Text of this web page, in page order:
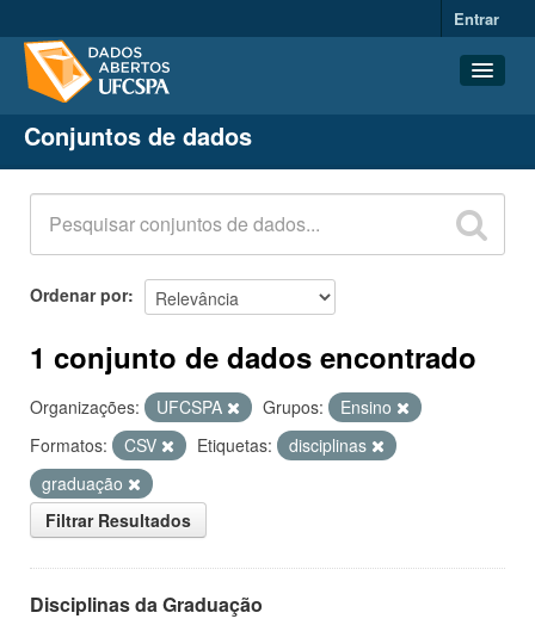
Entrar
Conjuntos de dados
Organizações
Grupos
Sobre
Conjuntos de dados
Ordenar por
1 conjunto de dados encontrado
Organizações: UFCSPA Grupos:
Ensino
Formatos:
CSV Etiquetas:
disciplinas
graduação
Filtrar Resultados
Disciplinas da Graduação